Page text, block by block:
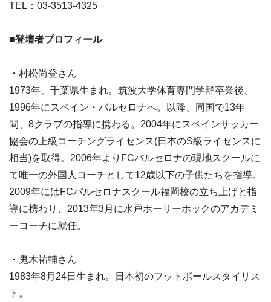
TEL：03-3513-4325
■登壇者プロフィール
・村松尚登さん
1973年、千葉県生まれ。筑波大学体育専門学群卒業後、
1996年にスペイン・バルセロナへ。以降、同国で13年
間、8クラブの指導に携わる。2004年にスペインサッカー
協会の上級コーチングライセンス(日本のS級ライセンスに
相当)を取得。2006年よりFCバルセロナの現地スクールに
て唯一の外国人コーチとして12歳以下の子供たちを指導。
2009年にはFCバルセロナスクール福岡校の立ち上げと指
導に携わり、2013年3月に水戸ホーリーホックのアカデミ
ーコーチに就任。
・鬼木祐輔さん
1983年8月24日生まれ。日本初のフットボールスタイリス
ト。